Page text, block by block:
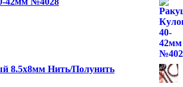
8.5х8мм Нить/Полунить